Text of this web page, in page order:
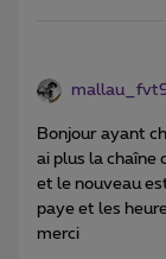
Bonjour ayant
ai plus la chaîne
et le nouveau
paye et les
merci